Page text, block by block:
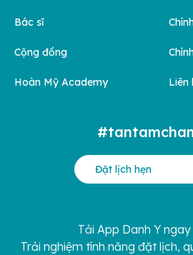
Bác sĩ
Cộng đồng
Hoàn Mỹ Academy Liên
Đặt lịch hẹn
Tải App Danh Y
Trải nghiệm tính năng đặt lịch,